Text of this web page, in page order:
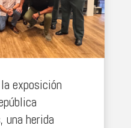
exposición
una herida